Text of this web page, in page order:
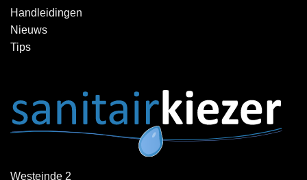
Handleidingen
Nieuws
Tips
Westeinde 2